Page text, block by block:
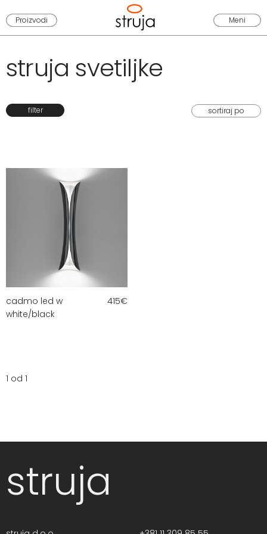
Proizvodi Meni
struja svetiljke
filter
cadmo led w
white/black
415€
1 od 1
struja